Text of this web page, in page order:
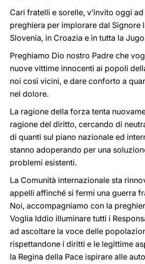
Cari fratelli e sorelle, v’invito oggi
preghiera per implorare dal Signore
Slovenia, in Croazia e in tutta la
Preghiamo Dio nostro Padre che
nuove vittime innocenti ai popoli
noi così vicini, e dare conforto a
nel dolore.
La ragione della forza tenta
ragione del diritto, cercando di
di quanti sul piano nazionale ed
stanno adoperando per una
problemi esistenti.
La Comunità internazionale sta
appelli affinché si fermi una guerra
Noi, accompagniamo con la
Voglia Iddio illuminare tutti i
ad ascoltare la voce delle
rispettandone i diritti e le legittime
la Regina della Pace ispirare alle